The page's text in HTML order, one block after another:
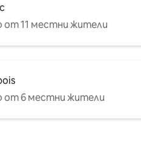
от 11 местни жители
от 6 местни жители